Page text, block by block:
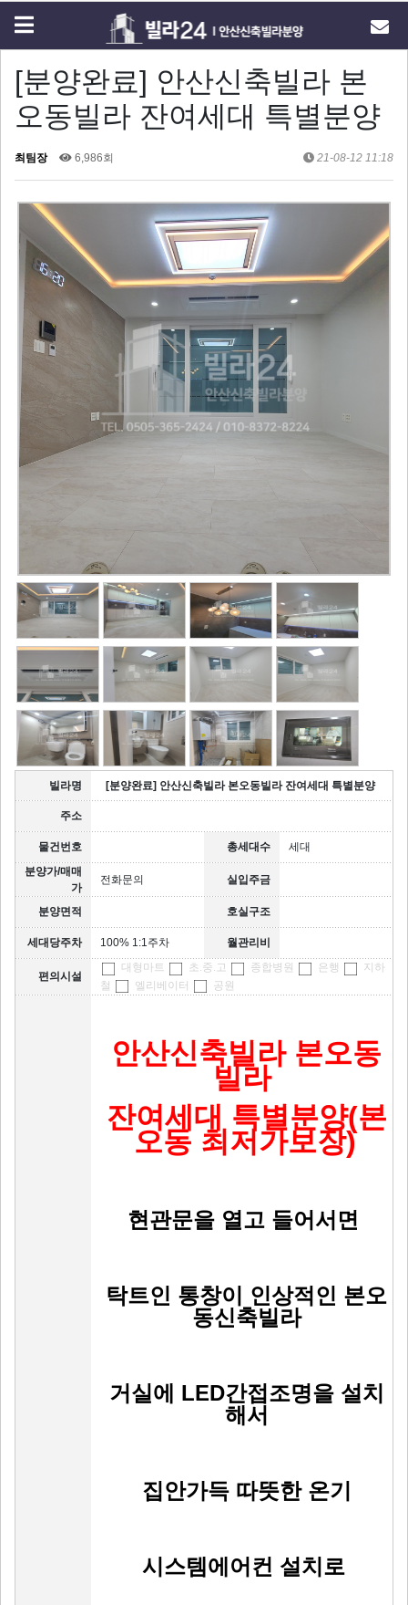
[분양완료] 안산신축빌라 본
오동빌라 잔여세대 특별분양
최팀장 6,986회 21-08-12 11:18
빌라명 [분양완료] 안산신축빌라 본오동빌라 잔여세대 특별분양
주소
물건번호 총세대수
세대
분양가/매매
가
전화문의 실입주금
분양면적 호실구조
세대당주차 100% 1:1주차 월관리비
편의시설
대형마트 초.중.고 종합병원 은행
지하
철
엘리베이터 공원
안산신축빌라 본오동
빌라
잔여세대 특별분양(본
오동 최저가보장)
현관문을 열고 들어서면
탁트인 통창이 인상적인 본오
동신축빌라
거실에 LED간접조명을 설치
해서
집안가득 따뜻한 온기
시스템에어컨 설치로